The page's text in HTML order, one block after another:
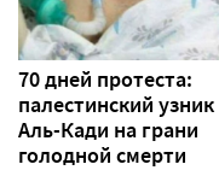
70 дней протеста:
палестинский узник
Аль-Кади на грани
голодной смерти